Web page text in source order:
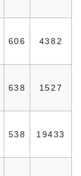
606 4382
638 1527
538 19433